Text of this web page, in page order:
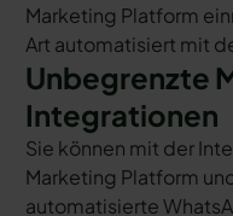
Marketing Platform
Art automatisiert mit
Unbegrenzte
Integrationen
Sie können mit der
Marketing Platform
automatisierte